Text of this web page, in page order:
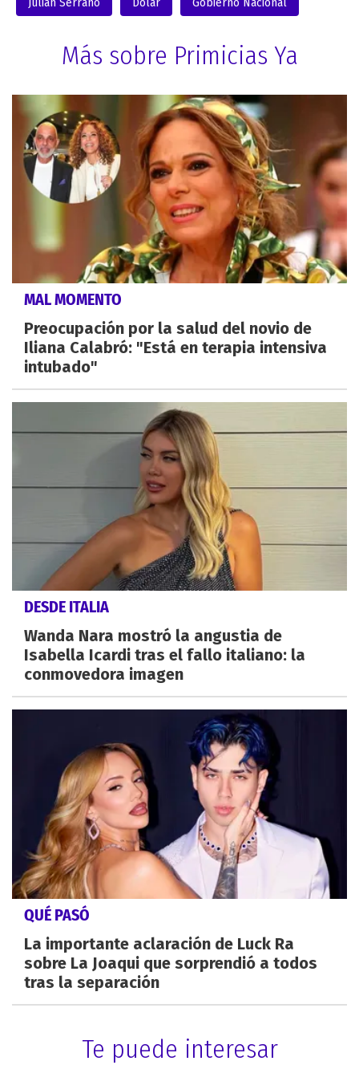
Julián Serrano Dólar Gobierno Nacional
Más sobre Primicias Ya
MAL MOMENTO
Preocupación por la salud del novio de
Iliana Calabró: "Está en terapia intensiva
intubado"
DESDE ITALIA
Wanda Nara mostró la angustia de
Isabella Icardi tras el fallo italiano: la
conmovedora imagen
QUÉ PASÓ
La importante aclaración de Luck Ra
sobre La Joaqui que sorprendió a todos
tras la separación
Te puede interesar